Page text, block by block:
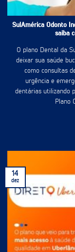
SulAmérica Odonto
saiba
O plano Dental da
deixar sua saúde
como consultas
urgência e
dentárias utilizando
Plano
14
dez